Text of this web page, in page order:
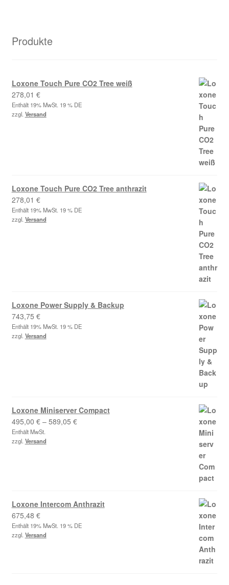
Produkte
Loxone Touch Pure CO2 Tree weiß
278,01 €
Enthält 19% MwSt. 19 % DE
zzgl. Versand
Loxone Touch Pure CO2 Tree anthrazit
278,01 €
Enthält 19% MwSt. 19 % DE
zzgl. Versand
Loxone Power Supply & Backup
743,75 €
Enthält 19% MwSt. 19 % DE
zzgl. Versand
Loxone Miniserver Compact
495,00 € – 589,05 €Preisspanne:
Enthält MwSt.
zzgl. Versand
Loxone Intercom Anthrazit
675,48 €
Enthält 19% MwSt. 19 % DE
zzgl. Versand